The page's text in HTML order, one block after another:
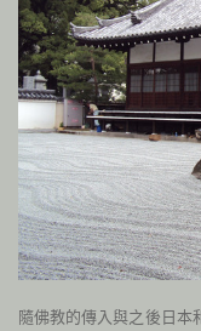
隨佛教的傳入與之後日本